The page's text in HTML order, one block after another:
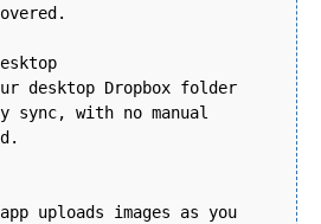
desktop Dropbox folder
with no manual
uploads images as you